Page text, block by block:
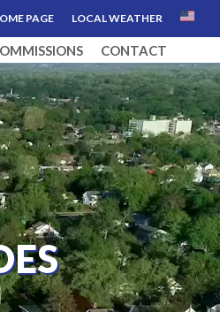
PAGE LOCAL WEATHER
CONTACT